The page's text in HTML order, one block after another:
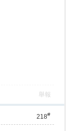
舉報
218#